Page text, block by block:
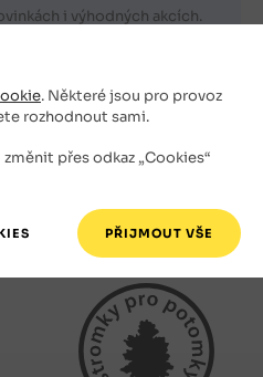
. Některé jsou pro provoz
rozhodnout sami.
přes odkaz „Cookies“
i výhodných akcích.
mail bude použit k zasílání